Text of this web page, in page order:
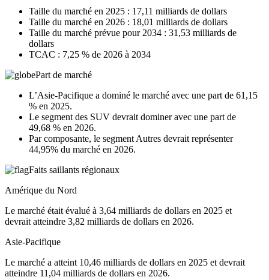
Taille du marché en 2025 : 17,11 milliards de dollars
Taille du marché en 2026 : 18,01 milliards de dollars
Taille du marché prévue pour 2034 : 31,53 milliards de
dollars
TCAC : 7,25 % de 2026 à 2034
Part de marché
L’Asie-Pacifique a dominé le marché avec une part de 61,15
% en 2025.
Le segment des SUV devrait dominer avec une part de
49,68 % en 2026.
Par composante, le segment Autres devrait représenter
44,95% du marché en 2026.
Faits saillants régionaux
Amérique du Nord
Le marché était évalué à 3,64 milliards de dollars en 2025 et
devrait atteindre 3,82 milliards de dollars en 2026.
Asie-Pacifique
Le marché a atteint 10,46 milliards de dollars en 2025 et devrait
atteindre 11,04 milliards de dollars en 2026.